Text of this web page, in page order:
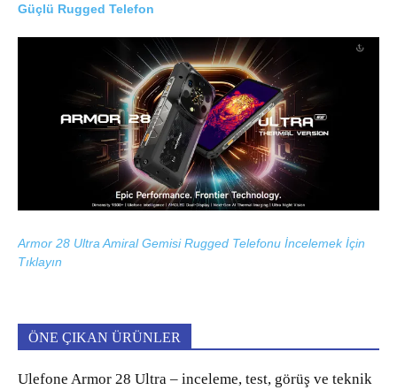
Güçlü Rugged Telefon
Armor 28 Ultra Amiral Gemisi Rugged Telefonu İncelemek İçin
Tıklayın
ÖNE ÇIKAN ÜRÜNLER
Ulefone Armor 28 Ultra – inceleme, test, görüş ve teknik